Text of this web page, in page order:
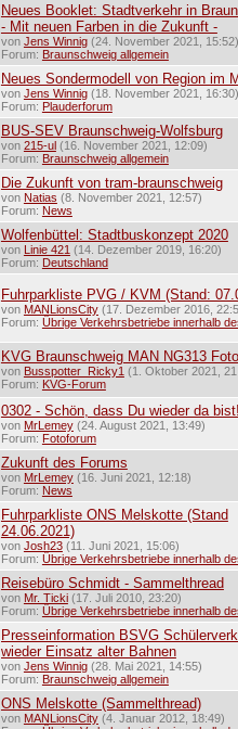
Neues Booklet: Stadtverkehr in
- Mit neuen Farben in die Zukunft -
von Jens Winnig(24. November 2021, 15:52)
Forum: Braunschweig allgemein
Neues Sondermodell von Region im
von Jens Winnig(18. November 2021, 16:30)
Forum: Plauderforum
BUS-SEV Braunschweig-Wolfsburg
von 215-ul(16. November 2021, 12:09)
Forum: Braunschweig allgemein
Die Zukunft von tram-braunschweig
von Natias (8. November 2021, 12:57)
Forum: News
Wolfenbüttel: Stadtbuskonzept 2020
von Linie 421 (14. Dezember 2019, 16:20)
Forum: Deutschland
Fuhrparkliste PVG / KVM (Stand:
von MANLionsCity(17. Dezember 2016,
Forum: Übrige Verkehrsbetriebe innerhalb
KVG Braunschweig MAN NG313
von Busspotter_Ricky1 (1. Oktober 2021,
Forum: KVG-Forum
0302 - Schön, dass Du wieder da
von MrLemey(24. August 2021, 13:49)
Forum: Fotoforum
Zukunft des Forums
von MrLemey(16. Juni 2021, 12:18)
Forum: News
Fuhrparkliste ONS Melskotte (Stand
24.06.2021)
von Josh23(11. Juni 2021, 15:06)
Forum: Übrige Verkehrsbetriebe innerhalb
Reisebüro Schmidt - Sammelthread
von Mr. Ticki(17. Juli 2010, 23:20)
Forum: Übrige Verkehrsbetriebe innerhalb
Presseinformation BSVG
wieder Einsatz alter Bahnen
von Jens Winnig(28. Mai 2021, 14:55)
Forum: Braunschweig allgemein
ONS Melskotte (Sammelthread)
von MANLionsCity(4. Januar 2012, 18:49)